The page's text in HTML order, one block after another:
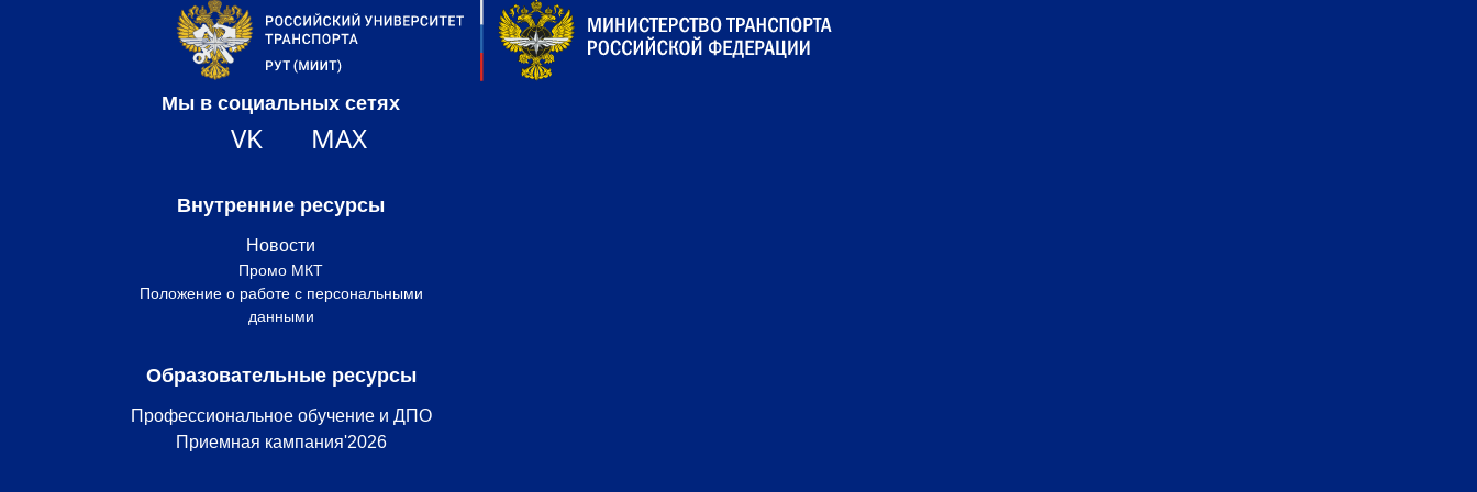
Мы в социальных сетях
VK MAX
Внутренние ресурсы
Новости
Промо МКТ
Положение о работе с персональными
данными
Образовательные ресурсы
Профессиональное обучение и ДПО
Приемная кампания'2026